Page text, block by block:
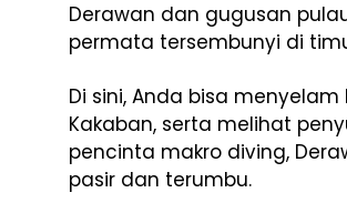
Derawan dan gugusan
permata tersembunyi di
Di sini, Anda bisa
Kakaban, serta melihat
pencinta makro diving,
pasir dan terumbu.